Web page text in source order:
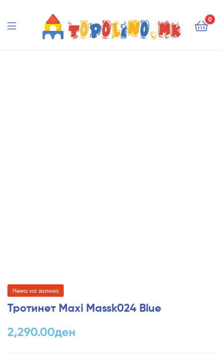
0
Нема на залиха
Тротинет Maxi Massk024 Blue
2,290.00ден